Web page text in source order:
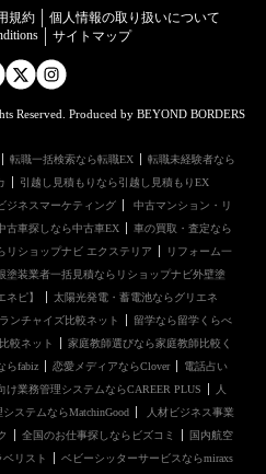
規約
個⼈情報の取り扱いについて
サイトマップ
Reserved. Produced by BEYOND BORDERS
転職一括検索なら転職EX
転職未経験者なら
引越し見積もりなら引越し見積もりEX
ジネスマーケティング
中古マンション・リ
古車探しなら中古車EX
車の買取・査定なら
リショップナビ エクステリア
リフォーム一
塗装業者一括見積ならリショップナビ外壁塗
ピ】
太陽光発電・蓄電池ならグリエネ
ンチャイズ比較ネット
留学なら留学くらべ
較ネット
家庭教師選びなら家庭教師比較く
らfabiz 恋愛メディアならClover
電話占い
け業務管理システムならCAREER PLUS
人
ステムならMatchinGood
人材ビジネス事業
全国のお仕事探しならビズコミ
国内航空
リスト
ベビーシッターサービスならmiraxs